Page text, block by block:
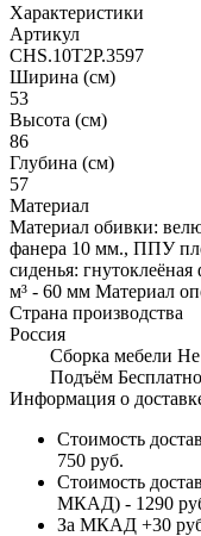
Характеристики
Артикул
CHS.10T2P.3597
Ширина (см)
53
Высота (см)
86
Глубина (см)
57
Материал
Материал обивки:
фанера 10 мм., ППУ
сиденья:
м³ - 60 мм Материал
Страна производства
Россия
Сборка мебели Не
Подъём Бесплатно
Информация о
Стоимость
750 руб.
Стоимость
МКАД) - 1290
За МКАД +30